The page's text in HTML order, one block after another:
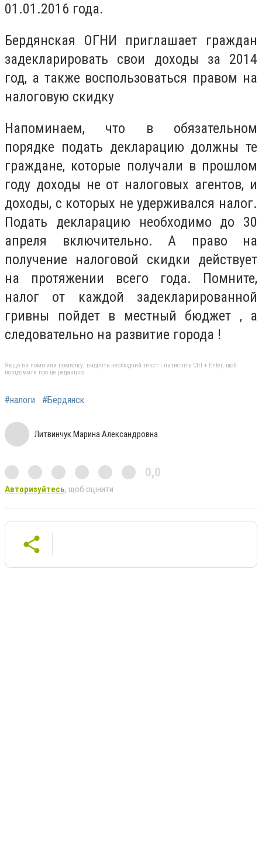
01.01.2016 года.
Бердянская ОГНИ приглашает граждан
задекларировать свои доходы за 2014
год, а также воспользоваться правом на
налоговую скидку
Напоминаем, что в обязательном
порядке подать декларацию должны те
граждане, которые получали в прошлом
году доходы не от налоговых агентов, и
доходы, с которых не удерживался налог.
Подать декларацию необходимо до 30
апреля включительно. А право на
получение налоговой скидки действует
на протяжении всего года. Помните,
налог от каждой задекларированной
гривны пойдет в местный бюджет , а
следовательно на развитие города !
Якщо ви помітили помилку, виділіть необхідний текст і натисніть Ctrl + Enter, щоб
повідомити про це редакцію
#налоги #Бердянск
Литвинчук Марина Александровна
0,0
Авторизуйтесь, щоб оцінити